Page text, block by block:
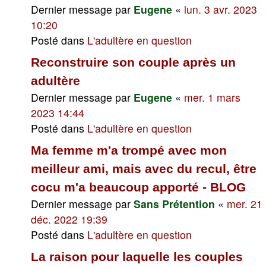
Dernier message par Eugene « lun. 3 avr. 2023
10:20
Posté dans L'adultère en question
Reconstruire son couple après un
adultère
Dernier message par Eugene « mer. 1 mars
2023 14:44
Posté dans L'adultère en question
Ma femme m'a trompé avec mon
meilleur ami, mais avec du recul, être
cocu m'a beaucoup apporté - BLOG
Dernier message par Sans Prétention « mer. 21
déc. 2022 19:39
Posté dans L'adultère en question
La raison pour laquelle les couples